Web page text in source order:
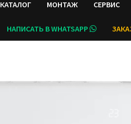
КАТАЛОГ МОНТАЖ СЕРВИС
НАПИСАТЬ В WHATSAPP